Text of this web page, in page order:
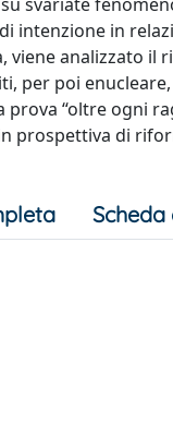
intenzione in
analizzato il
per poi
“oltre ogni
prospettiva di